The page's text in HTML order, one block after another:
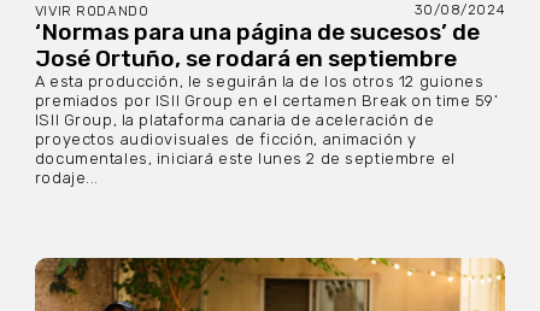
VIVIR RODANDO 30/08/2024
‘Normas para una página de sucesos’ de
José Ortuño, se rodará en septiembre
A esta producción, le seguirán la de los otros 12 guiones
premiados por ISII Group en el certamen Break on time 59’
ISII Group, la plataforma canaria de aceleración de
proyectos audiovisuales de ficción, animación y
documentales, iniciará este lunes 2 de septiembre el
rodaje...